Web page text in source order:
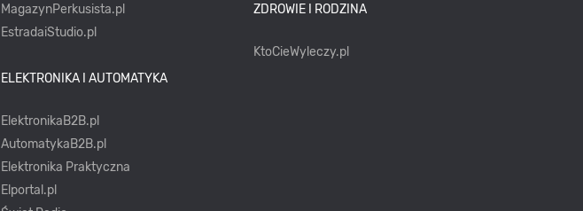
MagazynPerkusista.pl
EstradaiStudio.pl
ELEKTRONIKA I AUTOMATYKA
ElektronikaB2B.pl
AutomatykaB2B.pl
Elektronika Praktyczna
Elportal.pl
ZDROWIE I RODZINA
KtoCieWyleczy.pl